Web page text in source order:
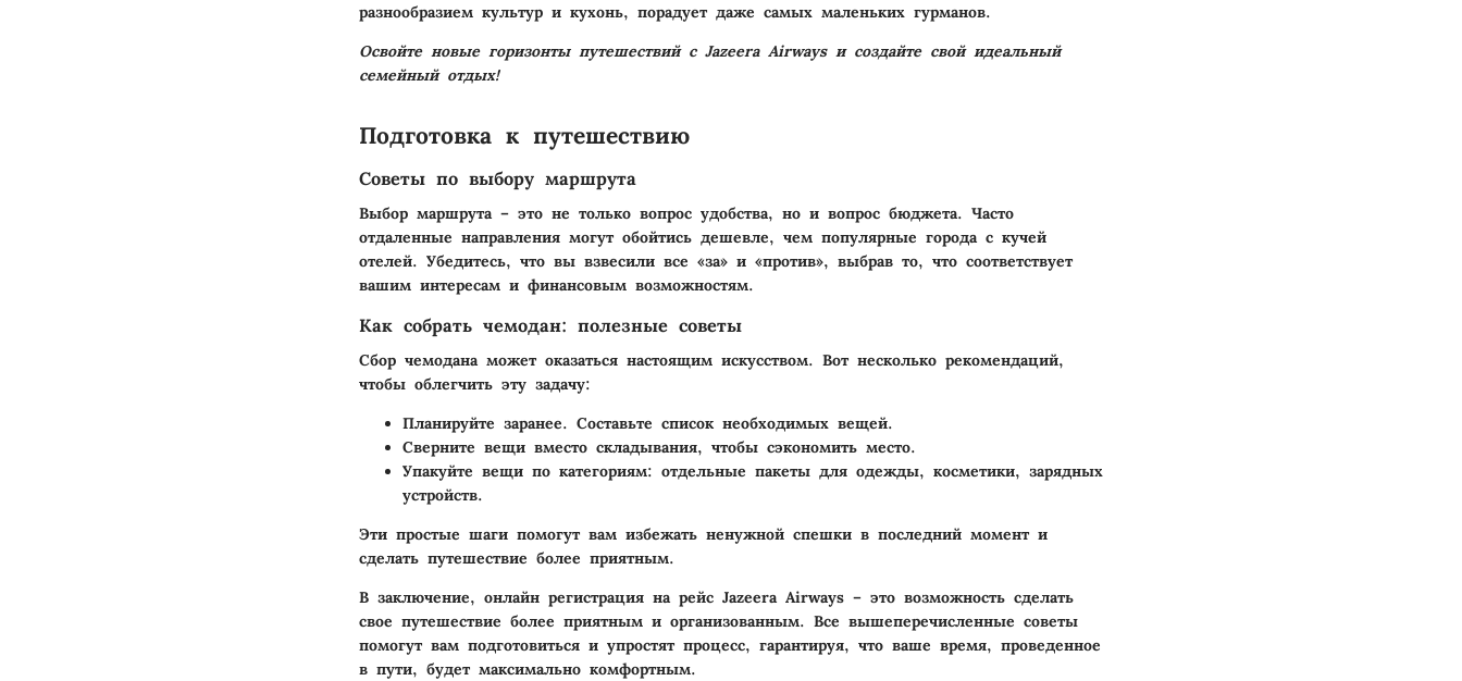
разнообразием культур и кухонь, порадует даже самых маленьких гурманов.
Освойте новые горизонты путешествий с Jazeera Airways и создайте свой идеальный
семейный отдых!
Подготовка к путешествию
Советы по выбору маршрута
Выбор маршрута – это не только вопрос удобства, но и вопрос бюджета. Часто
отдаленные направления могут обойтись дешевле, чем популярные города с кучей
отелей. Убедитесь, что вы взвесили все «за» и «против», выбрав то, что соответствует
вашим интересам и финансовым возможностям.
Как собрать чемодан: полезные советы
Сбор чемодана может оказаться настоящим искусством. Вот несколько рекомендаций,
чтобы облегчить эту задачу:
Планируйте заранее. Составьте список необходимых вещей.
Сверните вещи вместо складывания, чтобы сэкономить место.
Упакуйте вещи по категориям: отдельные пакеты для одежды, косметики, зарядных
устройств.
Эти простые шаги помогут вам избежать ненужной спешки в последний момент и
сделать путешествие более приятным.
В заключение, онлайн регистрация на рейс Jazeera Airways – это возможность сделать
свое путешествие более приятным и организованным. Все вышеперечисленные советы
помогут вам подготовиться и упростят процесс, гарантируя, что ваше время, проведенное
в пути, будет максимально комфортным.